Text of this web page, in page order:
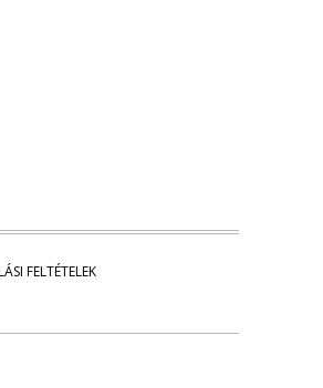
FELTÉTELEK